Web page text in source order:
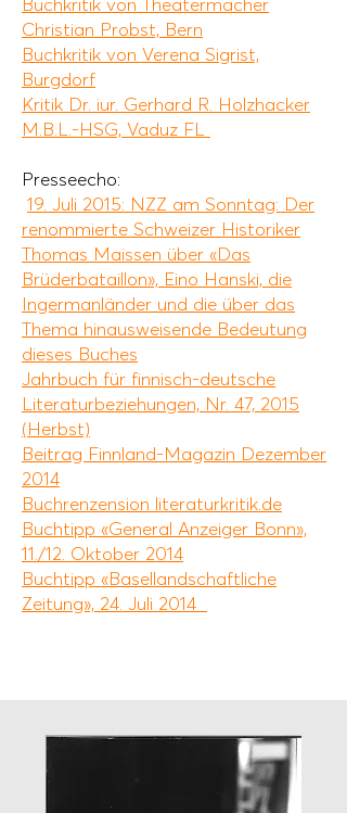
Christian Probst, Bern
Buchkritik von Verena Sigrist,
Burgdorf
Kritik Dr. iur. Gerhard R. Holzhacker
M.B.L.-HSG, Vaduz FL
Presseecho:
19. Juli 2015: NZZ am Sonntag: Der
renommierte Schweizer Historiker
Thomas Maissen über «Das
Brüderbataillon», Eino Hanski, die
Ingermanländer und die über das
Thema hinausweisende Bedeutung
dieses Buches
Jahrbuch für finnisch-deutsche
Literaturbeziehungen, Nr. 47, 2015
(Herbst)
Beitrag Finnland-Magazin Dezember
2014
Buchrenzension literaturkritik.de
Buchtipp «General Anzeiger Bonn»,
11./12. Oktober 2014
Buchtipp «Basellandschaftliche
Zeitung», 24. Juli 2014